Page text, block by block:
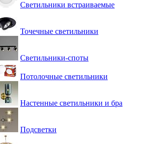
Светильники встраиваемые
Точечные светильники
Светильники-споты
Потолочные светильники
Настенные светильники и бра
Подсветки